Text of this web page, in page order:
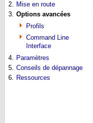
2. Mise en route
3. Options avancées
Profils
Command Line
Interface
4. Paramètres
5. Conseils de dépannage
6. Ressources